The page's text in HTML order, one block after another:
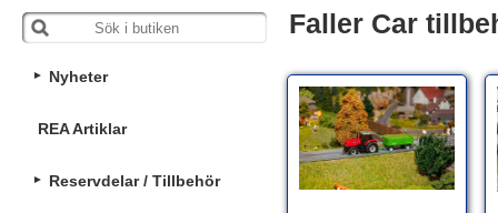
Nyheter
REA Artiklar
Reservdelar / Tillbehör
Faller Car